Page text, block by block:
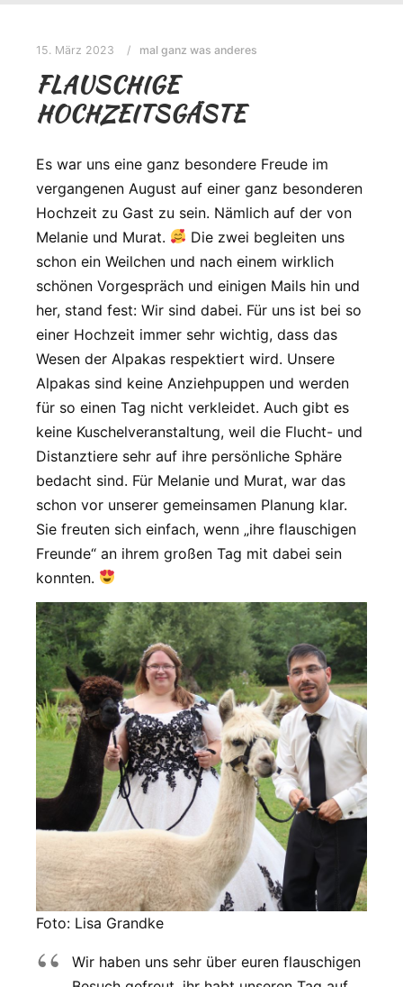
15. März 2023 mal ganz was anderes
FLAUSCHIGE
HOCHZEITSGÄSTE
Es war uns eine ganz besondere Freude im
vergangenen August auf einer ganz besonderen
Hochzeit zu Gast zu sein. Nämlich auf der von
Melanie und Murat.
Die zwei begleiten uns
schon ein Weilchen und nach einem wirklich
schönen Vorgespräch und einigen Mails hin und
her, stand fest: Wir sind dabei. Für uns ist bei so
einer Hochzeit immer sehr wichtig, dass das
Wesen der Alpakas respektiert wird. Unsere
Alpakas sind keine Anziehpuppen und werden
für so einen Tag nicht verkleidet. Auch gibt es
keine Kuschelveranstaltung, weil die Flucht- und
Distanztiere sehr auf ihre persönliche Sphäre
bedacht sind. Für Melanie und Murat, war das
schon vor unserer gemeinsamen Planung klar.
Sie freuten sich einfach, wenn „ihre flauschigen
Freunde“ an ihrem großen Tag mit dabei sein
konnten.
Foto: Lisa Grandke
Wir haben uns sehr über euren flauschigen